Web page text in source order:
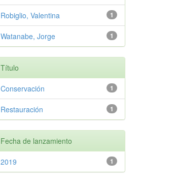
1
Robiglio, Valentina
1
Watanabe, Jorge
Título
1
Conservación
1
Restauración
Fecha de lanzamiento
1
2019